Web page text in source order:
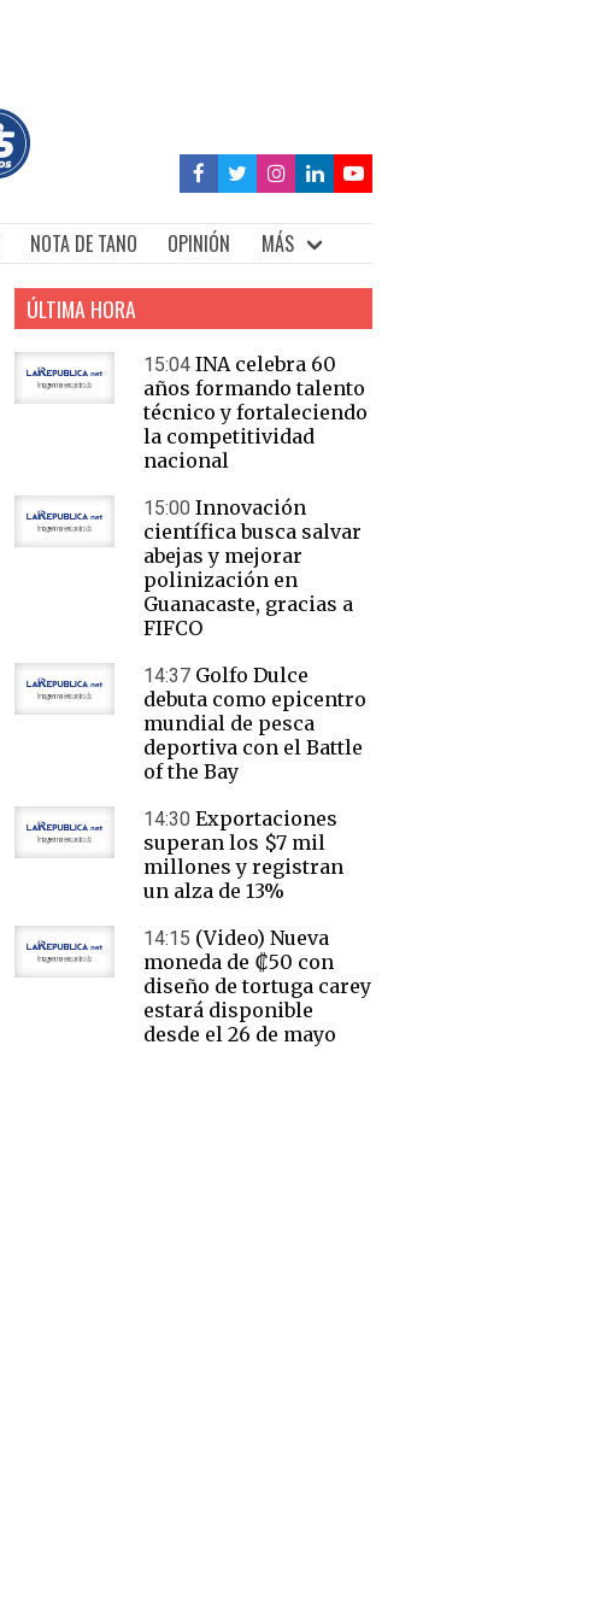
NOTA DE TANO OPINIÓN MÁS
ÚLTIMA HORA
15:04 INA celebra 60
años formando talento
técnico y fortaleciendo
la competitividad
nacional
15:00 Innovación
científica busca salvar
abejas y mejorar
polinización en
Guanacaste, gracias a
FIFCO
14:37 Golfo Dulce
debuta como epicentro
mundial de pesca
deportiva con el Battle
of the Bay
14:30 Exportaciones
superan los $7 mil
millones y registran
un alza de 13%
14:15 (Video) Nueva
moneda de ₡50 con
diseño de tortuga carey
estará disponible
desde el 26 de mayo